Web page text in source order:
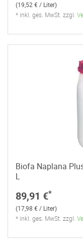
(19,52 € / Liter)
* inkl. ges. MwSt. zzgl.
Biofa Naplana
L
89,91 €*
(17,98 € / Liter)
* inkl. ges. MwSt. zzgl.